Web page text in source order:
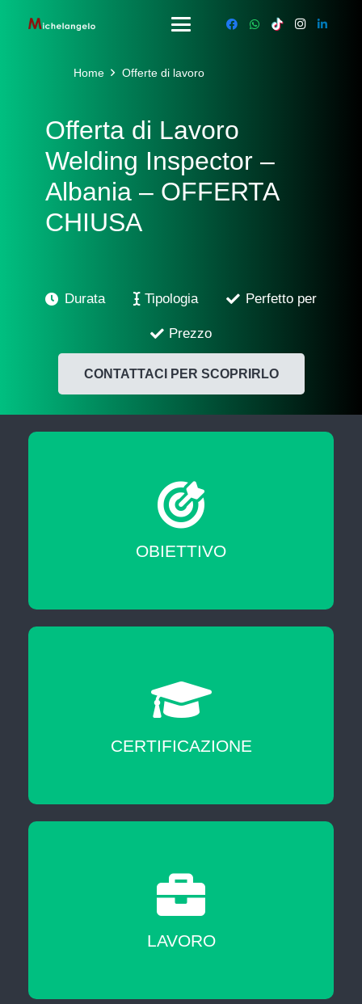
Home Offerte di lavoro
Offerta di Lavoro
Welding Inspector –
Albania – OFFERTA
CHIUSA
Durata Tipologia Perfetto per
Prezzo
CONTATTACI PER SCOPRIRLO
OBIETTIVO
Migliorare le tue skill professionali
CERTIFICAZIONE
LAVORO
A fine corso sarai messo in contatto con